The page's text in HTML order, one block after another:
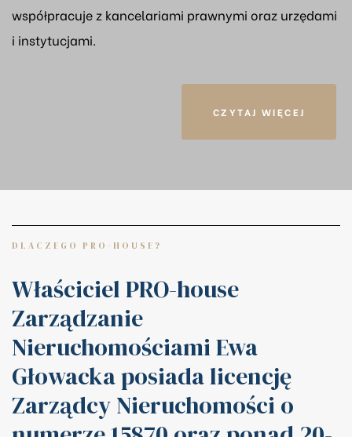
współpracuje z kancelariami prawnymi oraz urzędami
i instytucjami.
CZYTAJ WIĘCEJ
DLACZEGO PRO-HOUSE?
Właściciel PRO-house
Zarządzanie
Nieruchomościami Ewa
Głowacka posiada licencję
Zarządcy Nieruchomości o